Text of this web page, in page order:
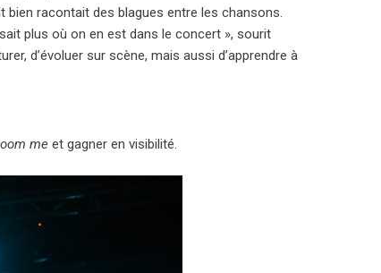
racontait des blagues entre les chansons.
plus où on en est dans le concert », sourit
d’évoluer sur scène, mais aussi d’apprendre à
me et gagner en visibilité.